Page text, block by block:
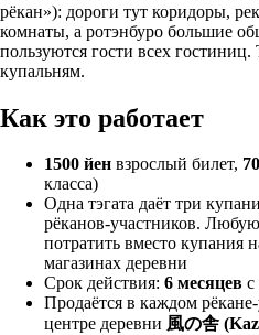
рёкан»): дороги тут коридоры,
комнаты, а ротэнбуро большие
пользуются гости всех
купальням.
Как это работает
1500 йен взрослый билет,
класса)
Одна тэгата даёт три
рёканов-участников.
потратить вместо купания
магазинах деревни
Срок действия: 6 месяцев с
Продаётся в каждом
центре деревни 風の舎